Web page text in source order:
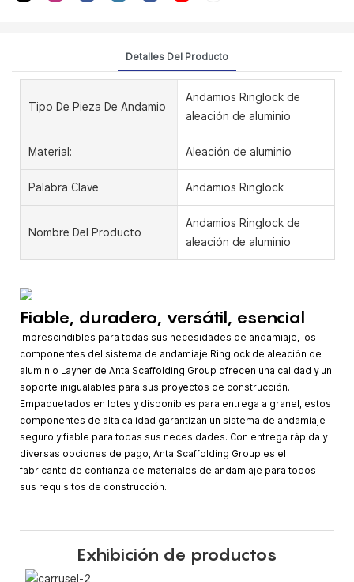
Detalles Del Producto
Tipo De Pieza De Andamio
Andamios Ringlock de
aleación de aluminio
Material: Aleación de aluminio
Palabra Clave Andamios Ringlock
Nombre Del Producto
Andamios Ringlock de
aleación de aluminio
Fiable, duradero, versátil, esencial
Imprescindibles para todas sus necesidades de andamiaje, los
componentes del sistema de andamiaje Ringlock de aleación de
aluminio Layher de Anta Scaffolding Group ofrecen una calidad y un
soporte inigualables para sus proyectos de construcción.
Empaquetados en lotes y disponibles para entrega a granel, estos
componentes de alta calidad garantizan un sistema de andamiaje
seguro y fiable para todas sus necesidades. Con entrega rápida y
diversas opciones de pago, Anta Scaffolding Group es el
fabricante de confianza de materiales de andamiaje para todos
sus requisitos de construcción.
Exhibición de productos